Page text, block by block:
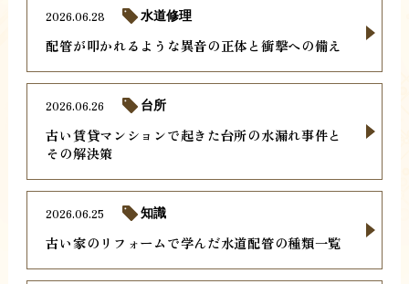
配管が叩かれるような異音の正体と衝撃への備え
2026.06.28 水道修理
古い賃貸マンションで起きた台所の水漏れ事件と
その解決策
2026.06.26 台所
古い家のリフォームで学んだ水道配管の種類一覧
2026.06.25 知識